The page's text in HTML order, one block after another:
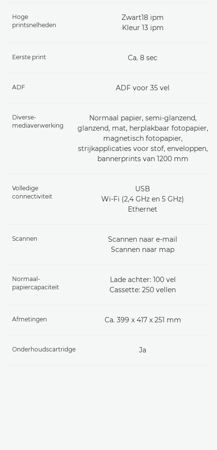
Hoge
printsnelheden
Zwart18 ipm
Kleur 13 ipm
Eerste print Ca. 8 sec
ADF ADF voor 35 vel
Diverse-
mediaverwerking
Normaal papier, semi-glanzend,
glanzend, mat, herplakbaar fotopapier,
magnetisch fotopapier,
strijkapplicaties voor stof, enveloppen,
bannerprints van 1200 mm
Volledige
connectiviteit
USB
Wi-Fi (2,4 GHz en 5 GHz)
Ethernet
Scannen
Scannen naar e-mail
Scannen naar map
Normaal-
papiercapaciteit
Lade achter: 100 vel
Cassette: 250 vellen
Afmetingen Ca. 399 x 417 x 251 mm
Onderhoudscartridge Ja